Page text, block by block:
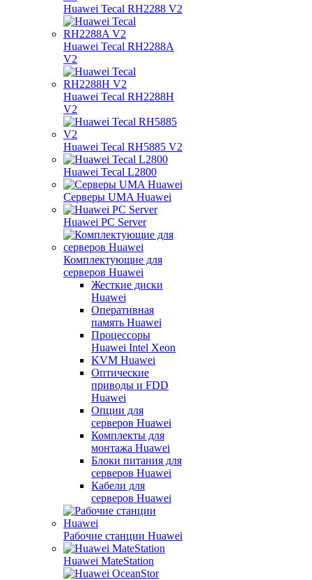
Huawei Tecal RH2288 V2
Huawei Tecal RH2288A
V2
Huawei Tecal RH2288H
V2
Huawei Tecal RH5885 V2
Huawei Tecal L2800
Серверы UMA Huawei
Huawei PC Server
Комплектующие для
серверов Huawei
Жесткие диски
Huawei
Оперативная
память Huawei
Процессоры
Huawei Intel Xeon
KVM Huawei
Оптические
приводы и FDD
Huawei
Опции для
серверов Huawei
Комплекты для
монтажа Huawei
Блоки питания для
серверов Huawei
Кабели для
серверов Huawei
Рабочие станции Huawei
Huawei MateStation